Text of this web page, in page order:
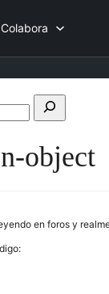
Colabora
Buscar
los
foros
object
en foros y